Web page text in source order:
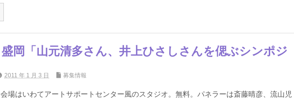
岡「山元清多さん、井上ひさしさんを偲ぶシンポジ
2011 年 1 月 3 日 募集情報
場はいわてアートサポートセンター風のスタジオ。無料。パネラーは斎藤晴彦、流山児